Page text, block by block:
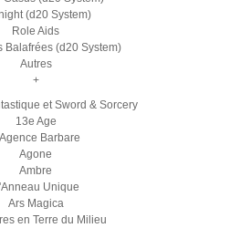
(d20 System)
Role Aids
Balafrées (d20 System)
Autres
+
et Sword & Sorcery
13e Age
Barbare
Agone
Ambre
Unique
Ars Magica
en Terre du Milieu